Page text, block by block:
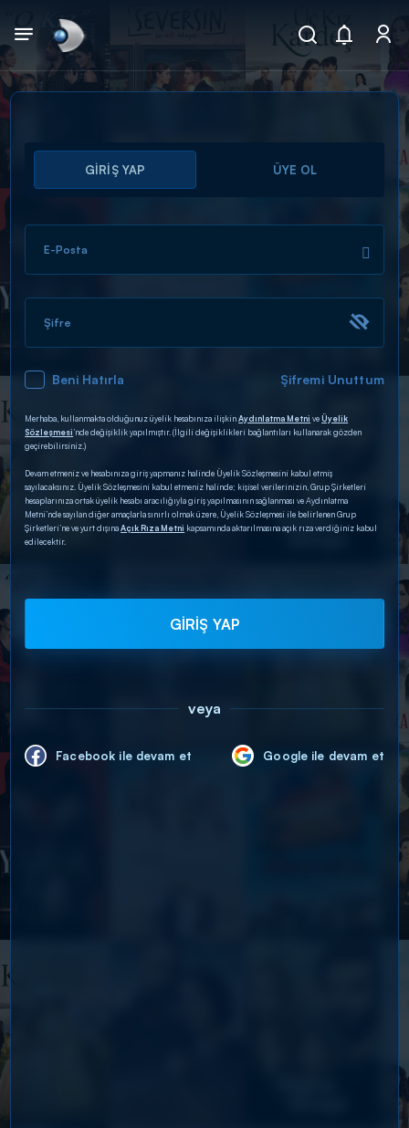
Arama
ARAMA SONUÇLARI
DİĞER SONUÇLAR
GİRİŞ YAP ÜYE OL
E-Posta
Şifre
Beni Hatırla Şifremi Unuttum
Merhaba, kullanmakta olduğunuz üyelik hesabınıza ilişkinAydınlatma Metni veÜyelik
Sözleşmesi’nde değişiklik yapılmıştır. (İlgili değişiklikleri bağlantıları kullanarak gözden
geçirebilirsiniz.)
Devam etmeniz ve hesabınıza giriş yapmanız halinde Üyelik Sözleşmesini kabul etmiş
sayılacaksınız. Üyelik Sözleşmesini kabul etmeniz halinde; kişisel verilerinizin, Grup Şirketleri
hesaplarınıza ortak üyelik hesabı aracılığıyla giriş yapılmasının sağlanması ve Aydınlatma
Metni’nde sayılan diğer amaçlarla sınırlı olmak üzere, Üyelik Sözleşmesi ile belirlenen Grup
Şirketleri’ne ve yurt dışınaAçık Rıza Metni kapsamında aktarılmasına açık rıza verdiğiniz kabul
edilecektir.
GİRİŞ YAP
veya
Facebook ile devam et Google ile devam et